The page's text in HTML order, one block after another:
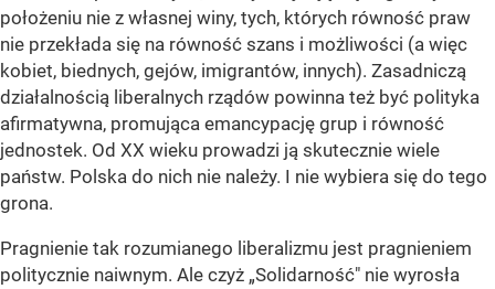
położeniu nie z własnej winy, tych, których równość praw
nie przekłada się na równość szans i możliwości (a więc
kobiet, biednych, gejów, imigrantów, innych). Zasadniczą
działalnością liberalnych rządów powinna też być polityka
afirmatywna, promująca emancypację grup i równość
jednostek. Od XX wieku prowadzi ją skutecznie wiele
państw. Polska do nich nie należy. I nie wybiera się do tego
grona.
Pragnienie tak rozumianego liberalizmu jest pragnieniem
politycznie naiwnym. Ale czyż „Solidarność" nie wyrosła